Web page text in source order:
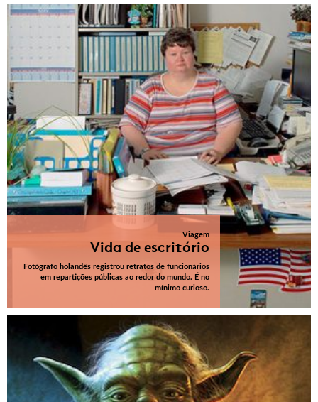
Viagem
Vida de escritório
Fotógrafo holandês registrou retratos de funcionários
em repartições públicas ao redor do mundo. É no
mínimo curioso.